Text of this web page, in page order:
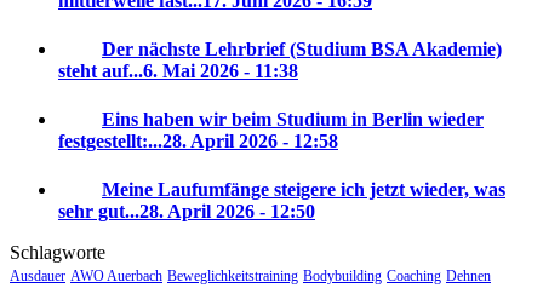
Der nächste Lehrbrief (Studium BSA Akademie)
steht auf...6. Mai 2026 - 11:38
Eins haben wir beim Studium in Berlin wieder
festgestellt:...28. April 2026 - 12:58
Meine Laufumfänge steigere ich jetzt wieder, was
sehr gut...28. April 2026 - 12:50
Schlagworte
Ausdauer AWO Auerbach Beweglichkeitstraining Bodybuilding Coaching Dehnen